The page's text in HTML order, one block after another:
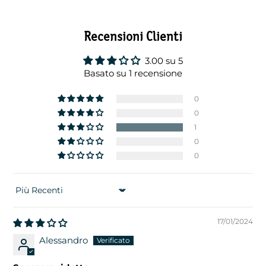
Recensioni Clienti
3.00 su 5
Basato su 1 recensione
0
0
1
0
0
SORT BY
17/01/2024
Alessandro